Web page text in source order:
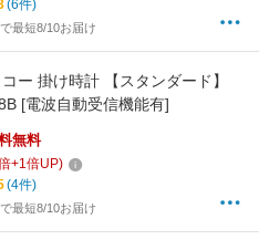
(6件)
最短8/10お届け
ー 掛け時計 【スタンダード】
[電波自動受信機能有]
無料
+1倍UP)
(4件)
最短8/10お届け